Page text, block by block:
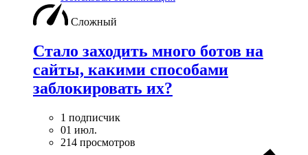
Сложный
Стало заходить много ботов на
сайты, какими способами
заблокировать их?
1 подписчик
01 июл.
214 просмотров